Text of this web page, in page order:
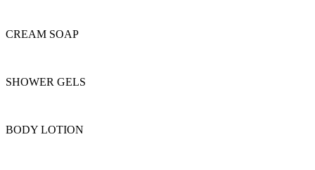
CREAM SOAP
SHOWER GELS
BODY LOTION